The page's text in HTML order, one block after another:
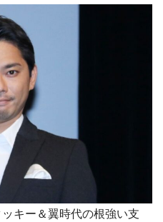
キー＆翼時代の根強い支